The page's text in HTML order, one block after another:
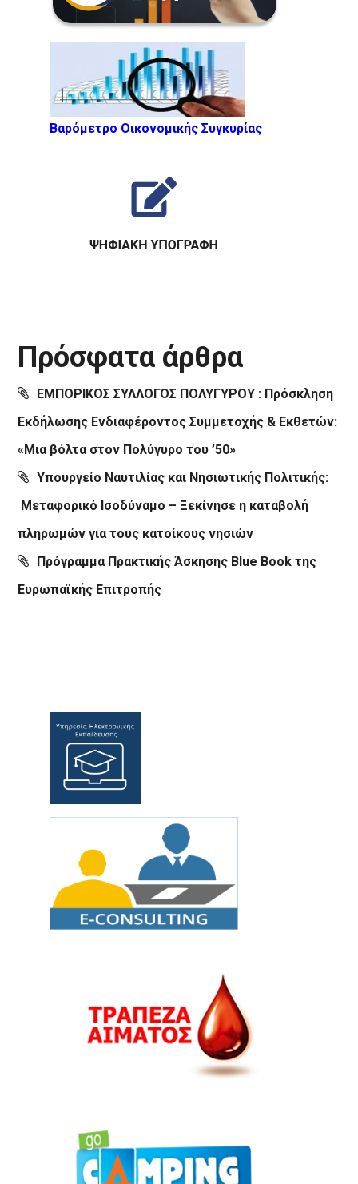
Βαρόμετρο Οικονομικής Συγκυρίας
Πρόσφατα άρθρα
ΕΜΠΟΡΙΚΟΣ ΣΥΛΛΟΓΟΣ ΠΟΛΥΓΥΡΟΥ : Πρόσκληση
Εκδήλωσης Ενδιαφέροντος Συμμετοχής & Εκθετών:
«Μια βόλτα στον Πολύγυρο του ’50»
Υπουργείο Ναυτιλίας και Νησιωτικής Πολιτικής:
Μεταφορικό Ισοδύναμο – Ξεκίνησε η καταβολή
πληρωμών για τους κατοίκους νησιών
Πρόγραμμα Πρακτικής Άσκησης Blue Book της
Ευρωπαϊκής Επιτροπής